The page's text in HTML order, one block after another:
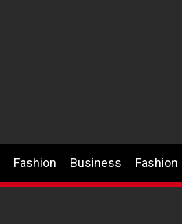
Fashion Business Fashion